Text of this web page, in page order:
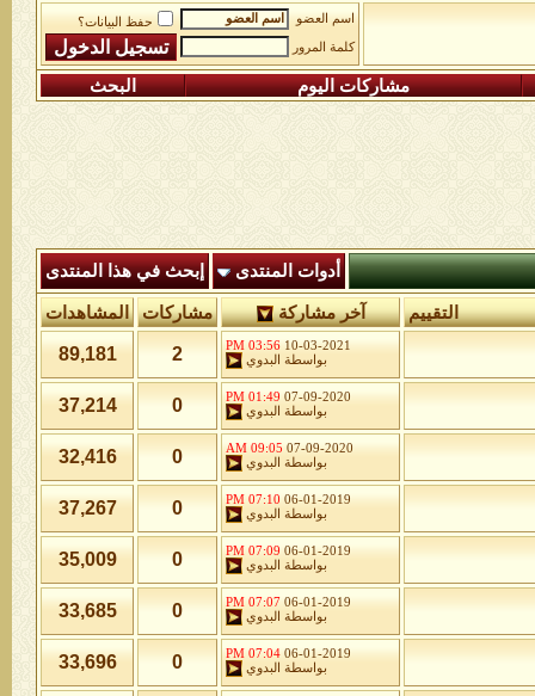
اسم العضو
حفظ البيانات؟
كلمة المرور
مشاركات اليوم البحث
أدوات المنتدى إبحث في هذا المنتدى
التقييم آخر مشاركة مشاركات المشاهدات
10-03-2021
03:56 PM
بواسطة
البدوي 2
89,181
07-09-2020
01:49 PM
بواسطة
البدوي 0
37,214
07-09-2020
09:05 AM
بواسطة
البدوي 0
32,416
06-01-2019
07:10 PM
بواسطة
البدوي 0
37,267
06-01-2019
07:09 PM
بواسطة
البدوي 0
35,009
06-01-2019
07:07 PM
بواسطة
البدوي 0
33,685
06-01-2019
07:04 PM
بواسطة
البدوي 0
33,696